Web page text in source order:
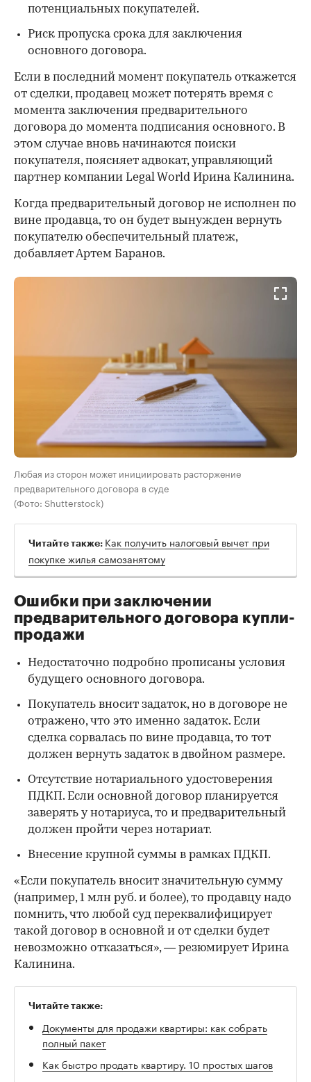
потенциальных покупателей.
Риск пропуска срока для заключения
основного договора.
Если в последний момент покупатель откажется
от сделки, продавец может потерять время с
момента заключения предварительного
договора до момента подписания основного. В
этом случае вновь начинаются поиски
покупателя, поясняет адвокат, управляющий
партнер компании Legal World Ирина Калинина.
Когда предварительный договор не исполнен по
вине продавца, то он будет вынужден вернуть
покупателю обеспечительный платеж,
добавляет Артем Баранов.
Любая из сторон может инициировать расторжение
предварительного договора в суде
(Фото: Shutterstock)
Читайте также: Как получить налоговый вычет при
покупке жилья самозанятому
Ошибки при заключении
предварительного договора купли-
продажи
Недостаточно подробно прописаны условия
будущего основного договора.
Покупатель вносит задаток, но в договоре не
отражено, что это именно задаток. Если
сделка сорвалась по вине продавца, то тот
должен вернуть задаток в двойном размере.
Отсутствие нотариального удостоверения
ПДКП. Если основной договор планируется
заверять у нотариуса, то и предварительный
должен пройти через нотариат.
Внесение крупной суммы в рамках ПДКП.
«Если покупатель вносит значительную сумму
(например, 1 млн руб. и более), то продавцу надо
помнить, что любой суд переквалифицирует
такой договор в основной и от сделки будет
невозможно отказаться», — резюмирует Ирина
Калинина.
Читайте также:
Документы для продажи квартиры: как собрать
полный пакет
Как быстро продать квартиру. 10 простых шагов